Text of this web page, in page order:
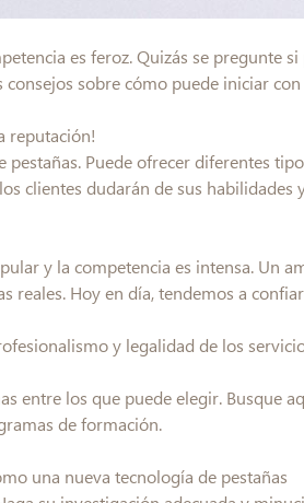
es feroz. Quizás se pregunte
sobre cómo puede iniciar
reputación!
Puede ofrecer diferentes
clientes dudarán de sus
y la competencia es intensa. Un
reales. Hoy en día, tendemos a
y legalidad de los
entre los que puede elegir. Busque
de formación.
una nueva tecnología de pestañas